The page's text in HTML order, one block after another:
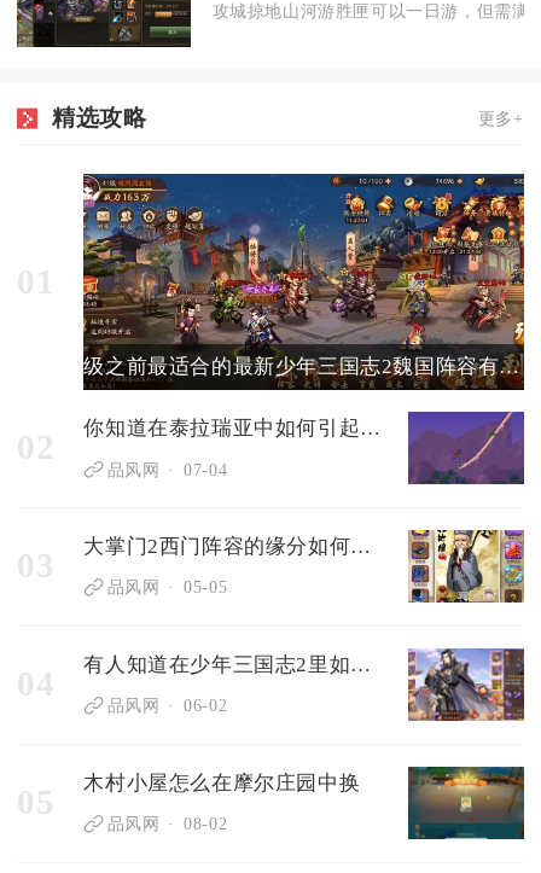
攻城掠地山河游胜匣可以一日游，但需满
精选攻略 更多+
01
级之前最适合的最新少年三国志2魏国阵容有哪些
02 你知道在泰拉瑞亚中如何引起树妖的兴趣吗
品风网 07-04
03 大掌门2西门阵容的缘分如何安排
品风网 05-05
04 有人知道在少年三国志2里如何获得稻草吗
品风网 06-02
05 木村小屋怎么在摩尔庄园中换
品风网 08-02